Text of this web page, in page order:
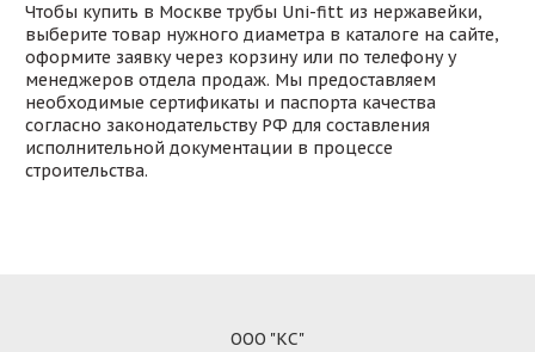
Чтобы купить в Москве трубы Uni-fitt из нержавейки,
выберите товар нужного диаметра в каталоге на сайте,
оформите заявку через корзину или по телефону у
менеджеров отдела продаж. Мы предоставляем
необходимые сертификаты и паспорта качества
согласно законодательству РФ для составления
исполнительной документации в процессе
строительства.
ООО "КС"